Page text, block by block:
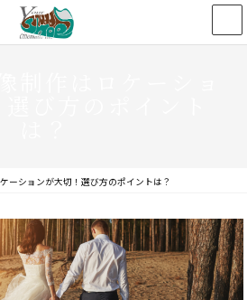
ーションが大切！選び方のポイントは？